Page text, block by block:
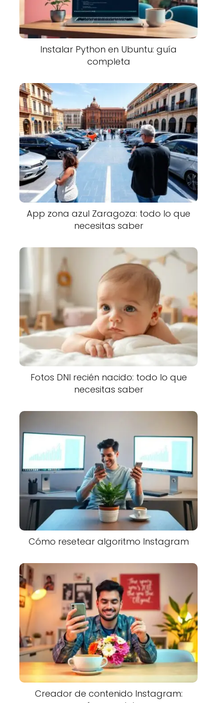
Instalar Python en Ubuntu: guía
completa
App zona azul Zaragoza: todo lo que
necesitas saber
Fotos DNI recién nacido: todo lo que
necesitas saber
Cómo resetear algoritmo Instagram
Creador de contenido Instagram: